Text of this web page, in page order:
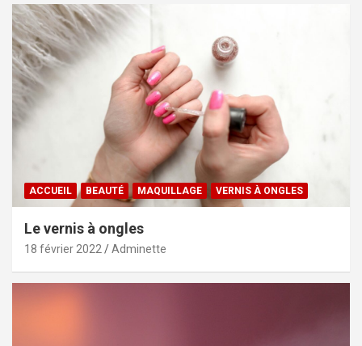
ACCUEIL BEAUTÉ MAQUILLAGE VERNIS À ONGLES
Le vernis à ongles
18 février 2022 Adminette